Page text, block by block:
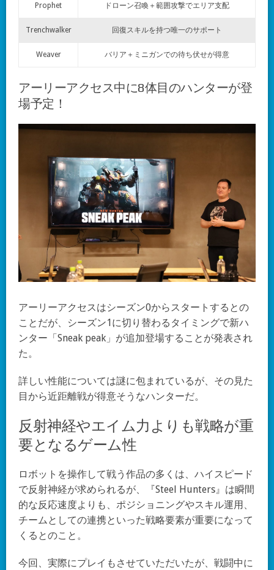
Prophet ドローン召喚＋範囲攻撃でエリア支配
Trenchwalker 回復スキルを持つ唯一のサポート
Weaver バリア＋ミニガンでの待ち伏せが得意
アーリーアクセス中に8体目のハンターが登
場予定！
アーリーアクセスはシーズン0からスタートするとの
ことだが、シーズン1に切り替わるタイミングで新ハ
ンター「Sneak peak」が追加登場することが発表され
た。
詳しい性能については謎に包まれているが、その見た
目から近距離戦が得意そうなハンターだ。
反射神経やエイム力よりも戦略が重
要となるゲーム性
ロボットを操作して戦う作品の多くは、ハイスピード
で反射神経が求められるが、『Steel Hunters』は瞬間
的な反応速度よりも、ポジショニングやスキル運用、
チームとしての連携といった戦略要素が重要になって
くるとのこと。
今回、実際にプレイもさせていただいたが、戦闘中に